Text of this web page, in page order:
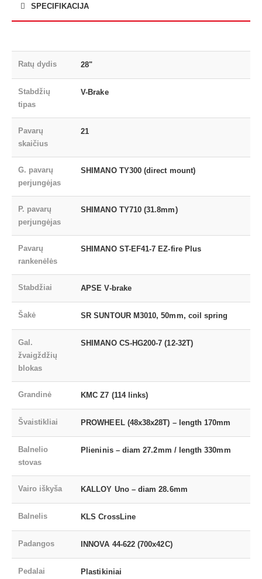
SPECIFIKACIJA
Ratų dydis 28"
Stabdžių
tipas
V-Brake
Pavarų
skaičius
21
G. pavarų
perjungėjas
SHIMANO TY300 (direct mount)
P. pavarų
perjungėjas
SHIMANO TY710 (31.8mm)
Pavarų
rankenėlės
SHIMANO ST-EF41-7 EZ-fire Plus
Stabdžiai APSE V-brake
Šakė SR SUNTOUR M3010, 50mm, coil spring
Gal.
žvaigždžių
blokas
SHIMANO CS-HG200-7 (12-32T)
Grandinė KMC Z7 (114 links)
Švaistikliai PROWHEEL (48x38x28T) – length 170mm
Balnelio
stovas
Plieninis – diam 27.2mm / length 330mm
Vairo iškyša KALLOY Uno – diam 28.6mm
Balnelis KLS CrossLine
Padangos INNOVA 44-622 (700x42C)
Pedalai Plastikiniai